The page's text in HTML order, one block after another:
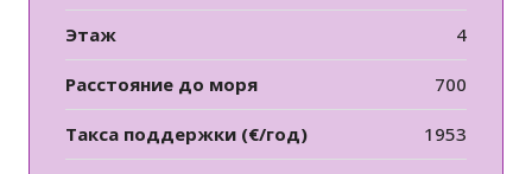
Этаж 4
Расстояние до моря 700
Такса поддержки (€/год) 1953